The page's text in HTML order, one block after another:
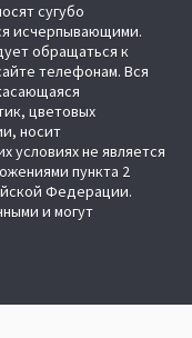
сугубо
исчерпывающими.
обращаться к
телефонам. Вся
цветовых
носит
условиях не является
пункта 2
Федерации.
и могут